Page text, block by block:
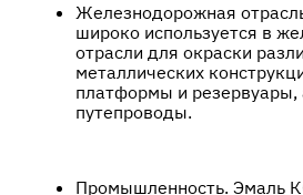
Железнодорожная
широко используется в
отрасли для окраски
металлических
платформы и
путепроводы.
Промышленность. Эмаль